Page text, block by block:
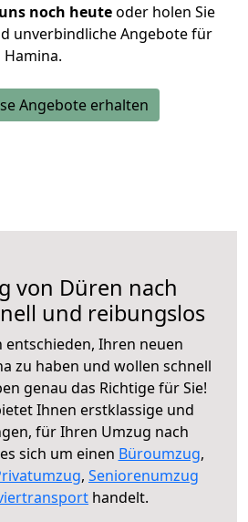
noch heuteoder holen Sie
unverbindliche Angebote für
Angebote erhalten
von Düren nach
und reibungslos
entschieden, Ihren neuen
zu haben und wollen schnell
genau das Richtige für Sie!
Ihnen erstklassige und
für Ihren Umzug nach
sich um einen Büroumzug,
, Seniorenumzug
handelt.